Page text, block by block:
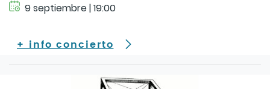
9 septiembre | 19:00
+ info concierto